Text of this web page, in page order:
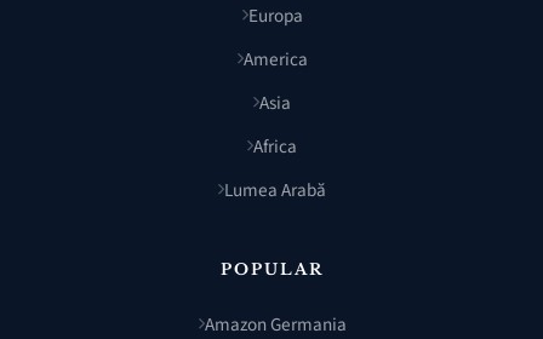
Europa
America
Asia
Africa
Lumea Arabă
POPULAR
Amazon Germania